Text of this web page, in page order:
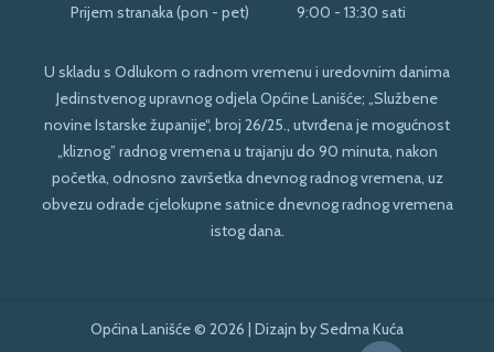
Prijem stranaka (pon - pet) 9:00 - 13:30 sati
U skladu s Odlukom o radnom vremenu i uredovnim danima
Jedinstvenog upravnog odjela Općine Lanišće; „Službene
novine Istarske županije“, broj 26/25., utvrđena je mogućnost
„kliznog” radnog vremena u trajanju do 90 minuta, nakon
početka, odnosno završetka dnevnog radnog vremena, uz
obvezu odrade cjelokupne satnice dnevnog radnog vremena
istog dana.
Općina Lanišće © 2026 | Dizajn bySedma Kuća